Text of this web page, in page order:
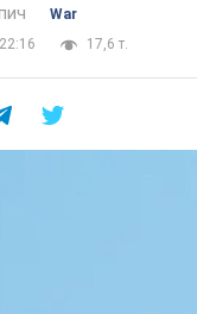
War
17,6 т.